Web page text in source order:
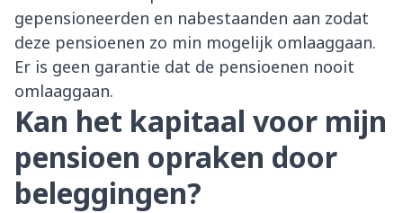
gepensioneerden en nabestaanden aan zodat
deze pensioenen zo min mogelijk omlaaggaan.
Er is geen garantie dat de pensioenen nooit
omlaaggaan.
Kan het kapitaal voor mijn
pensioen opraken door
beleggingen?